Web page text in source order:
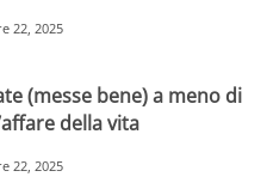
22, 2025
(messe bene) a meno di
della vita
22, 2025